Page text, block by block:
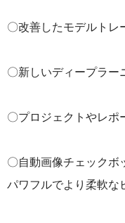
〇改善したモデルトレ
〇新しいディープラー
〇プロジェクトやレポ
〇自動画像チェックボ
パワフルでより柔軟な